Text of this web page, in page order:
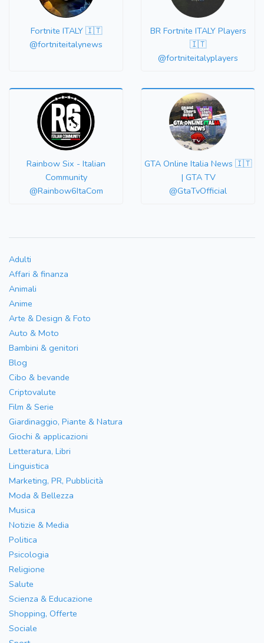
Fortnite ITALY 🇮🇹
@fortniteitalynews
BR Fortnite ITALY Players
🇮🇹
@fortniteitalyplayers
Rainbow Six - Italian
Community
@Rainbow6ItaCom
GTA Online Italia News 🇮🇹
| GTA TV
@GtaTvOfficial
Adulti
Affari & finanza
Animali
Anime
Arte & Design & Foto
Auto & Moto
Bambini & genitori
Blog
Cibo & bevande
Criptovalute
Film & Serie
Giardinaggio, Piante & Natura
Giochi & applicazioni
Letteratura, Libri
Linguistica
Marketing, PR, Pubblicità
Moda & Bellezza
Musica
Notizie & Media
Politica
Psicologia
Religione
Salute
Scienza & Educazione
Shopping, Offerte
Sociale